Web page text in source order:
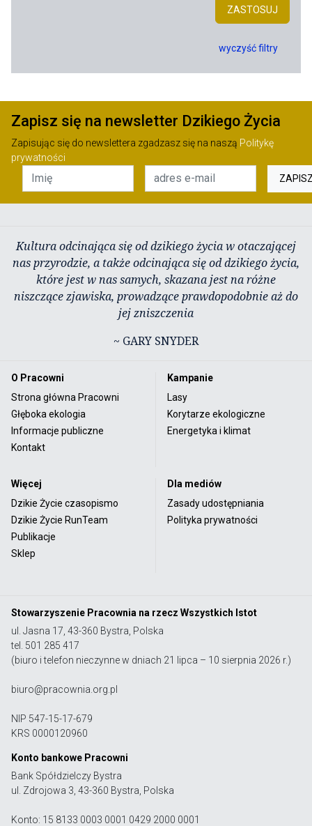
ZASTOSUJ
wyczyść filtry
Zapisz się na newsletter Dzikiego Życia
Zapisując się do newslettera zgadzasz się na naszą Politykę
prywatności
Kultura odcinająca się od dzikiego życia w otaczającej
nas przyrodzie, a także odcinająca się od dzikiego życia,
które jest w nas samych, skazana jest na różne
niszczące zjawiska, prowadzące prawdopodobnie aż do
jej zniszczenia
~ GARY SNYDER
O Pracowni
Strona główna Pracowni
Głęboka ekologia
Informacje publiczne
Kontakt
Kampanie
Lasy
Korytarze ekologiczne
Energetyka i klimat
Więcej
Dzikie Życie czasopismo
Dzikie Życie RunTeam
Publikacje
Sklep
Dla mediów
Zasady udostępniania
Polityka prywatności
Stowarzyszenie Pracownia na rzecz Wszystkich Istot
ul. Jasna 17, 43-360 Bystra, Polska
tel. 501 285 417
(biuro i telefon nieczynne w dniach 21 lipca – 10 sierpnia 2026 r.)
biuro@pracownia.org.pl
NIP 547-15-17-679
KRS 0000120960
Konto bankowe Pracowni
Bank Spółdzielczy Bystra
ul. Zdrojowa 3, 43-360 Bystra, Polska
Konto: 15 8133 0003 0001 0429 2000 0001